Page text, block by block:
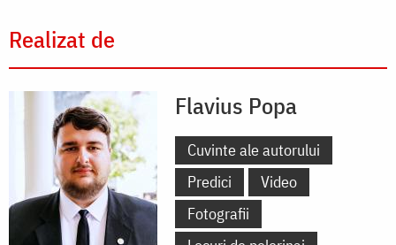
Realizat de
Flavius Popa
Cuvinte ale autorului
Predici
Video
Fotografii